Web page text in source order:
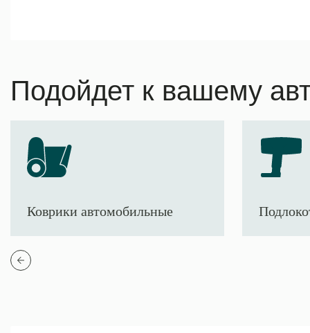
Подойдет к вашему
Коврики автомобильные